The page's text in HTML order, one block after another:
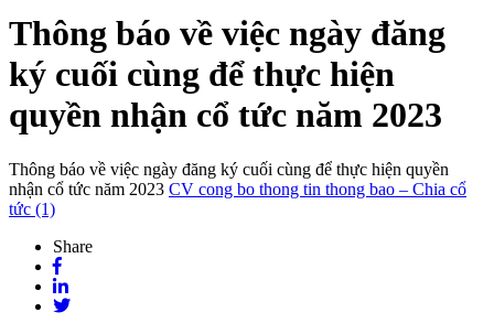
Thông báo về việc ngày đăng
ký cuối cùng để thực hiện
quyền nhận cổ tức năm 2023
Thông báo về việc ngày đăng ký cuối cùng để thực hiện quyền
nhận cổ tức năm 2023 CV cong bo thong tin thong bao – Chia cổ
tức (1)
Share